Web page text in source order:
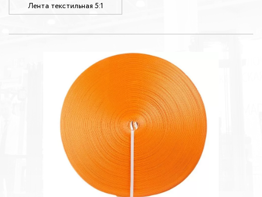
Лента текстильная 5:1